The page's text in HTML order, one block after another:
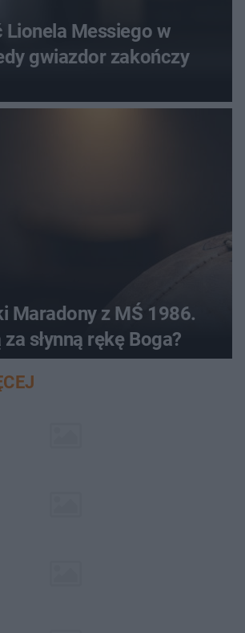
Lionela Messiego w
gwiazdor zakończy
Maradony z MŚ 1986.
za słynną rękę Boga?